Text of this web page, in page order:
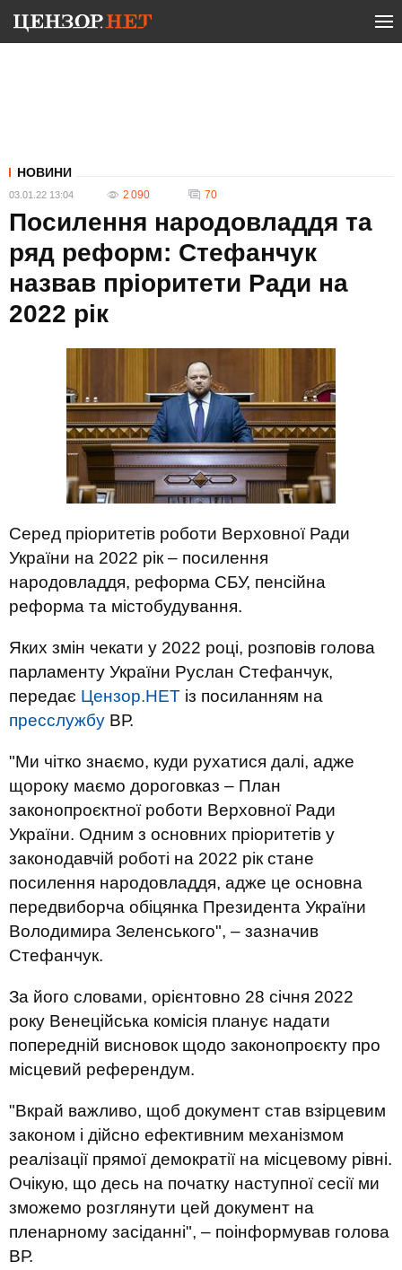
НОВИНИ
03.01.22 13:04 2 090 70
Посилення народовладдя та
ряд реформ: Стефанчук
назвав пріоритети Ради на
2022 рік
Серед пріоритетів роботи Верховної Ради
України на 2022 рік – посилення
народовладдя, реформа СБУ, пенсійна
реформа та містобудування.
Яких змін чекати у 2022 році, розповів голова
парламенту України Руслан Стефанчук,
передає Цензор.НЕТ із посиланням на
пресслужбу ВР.
"Ми чітко знаємо, куди рухатися далі, адже
щороку маємо дороговказ – План
законопроєктної роботи Верховної Ради
України. Одним з основних пріоритетів у
законодавчій роботі на 2022 рік стане
посилення народовладдя, адже це основна
передвиборча обіцянка Президента України
Володимира Зеленського", – зазначив
Стефанчук.
За його словами, орієнтовно 28 січня 2022
року Венеційська комісія планує надати
попередній висновок щодо законопроєкту про
місцевий референдум.
"Вкрай важливо, щоб документ став взірцевим
законом і дійсно ефективним механізмом
реалізації прямої демократії на місцевому рівні.
Очікую, що десь на початку наступної сесії ми
зможемо розглянути цей документ на
пленарному засіданні", – поінформував голова
ВР.